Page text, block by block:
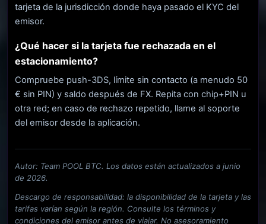
tarjeta de la jurisdicción donde haya pasado el KYC del
emisor.
¿Qué hacer si la tarjeta fue rechazada en el
estacionamiento?
Compruebe push-3DS, límite sin contacto (a menudo 50
€ sin PIN) y saldo después de FX. Repita con chip+PIN u
otra red; en caso de rechazo repetido, llame al soporte
del emisor desde la aplicación.
Autor: Team POOL BTC. Los datos están actualizados a junio
de 2026.
Descargo de responsabilidad: la disponibilidad de la tarjeta y las
tarifas varían según la región. Consulte los términos y
condiciones del emisor antes de viajar. No asesoramiento